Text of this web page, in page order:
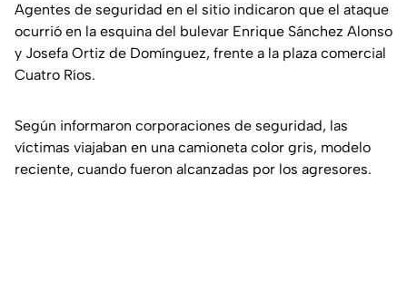
Agentes de seguridad en el sitio indicaron que el ataque
ocurrió en la esquina del bulevar Enrique Sánchez Alonso
y Josefa Ortiz de Domínguez, frente a la plaza comercial
Cuatro Ríos.
Según informaron corporaciones de seguridad, las
víctimas viajaban en una camioneta color gris, modelo
reciente, cuando fueron alcanzadas por los agresores.